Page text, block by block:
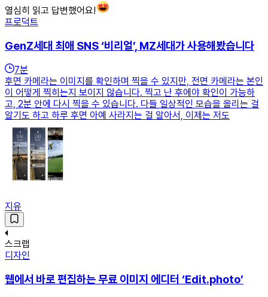
열심히 읽고 답변했어요!
프로덕트
GenZ세대 최애 SNS ‘비리얼’, MZ세대가 사용해봤습니다
7분
후면 카메라는 이미지를 확인하며 찍을 수 있지만, 전면 카메라는 본인
이 어떻게 찍히는지 보이지 않습니다. 찍고 난 후에야 확인이 가능하
고, 2분 안에 다시 찍을 수 있습니다. 다들 일상적인 모습을 올리는 걸
알기도 하고 하루 후면 아예 사라지는 걸 알아서, 이제는 저도
지유
스크랩
디자인
웹에서 바로 편집하는 무료 이미지 에디터 ‘Edit.photo’